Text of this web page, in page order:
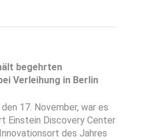
begehrten
Verleihung in Berlin
17. November, war es
Einstein Discovery Center
des Jahres